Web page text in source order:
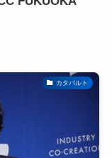
カタパルト